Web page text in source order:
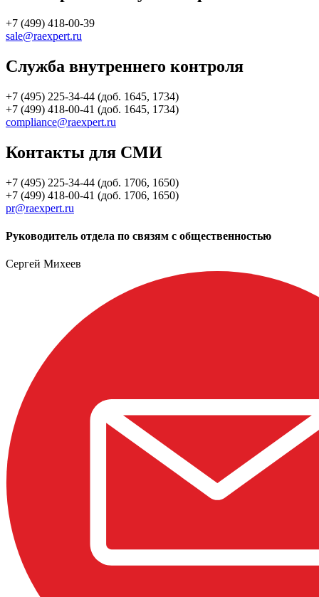
+7 (499) 418-00-39
sale@raexpert.ru
Служба внутреннего контроля
+7 (495) 225-34-44 (доб. 1645, 1734)
+7 (499) 418-00-41 (доб. 1645, 1734)
compliance@raexpert.ru
Контакты для СМИ
+7 (495) 225-34-44 (доб. 1706, 1650)
+7 (499) 418-00-41 (доб. 1706, 1650)
pr@raexpert.ru
Руководитель отдела по связям с общественностью
Сергей Михеев